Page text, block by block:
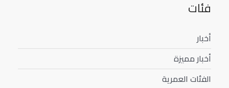
فئات
أخبار
أخبار مميزة
الفئات العمرية